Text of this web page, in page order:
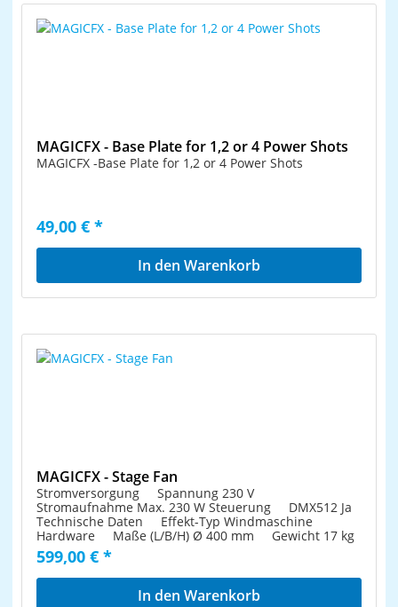
MAGICFX - Base Plate for 1,2 or 4 Power Shots
MAGICFX -Base Plate for 1,2 or 4 Power Shots
49,00 € *
In den Warenkorb
MAGICFX - Stage Fan
Stromversorgung Spannung 230 V
Stromaufnahme Max. 230 W Steuerung DMX512 Ja
Technische Daten Effekt-Typ Windmaschine
Hardware Maße (L/B/H) Ø 400 mm Gewicht 17 kg
599,00 € *
In den Warenkorb